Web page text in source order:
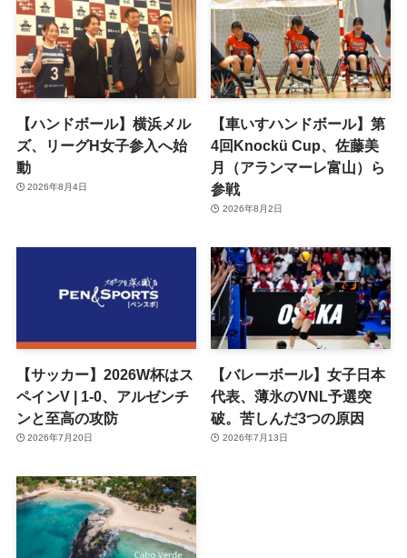
【ハンドボール】横浜メル
ズ、リーグH女子参入へ始
動
2026年8月4日
【車いすハンドボール】第
4回Knockü Cup、佐藤美
月（アランマーレ富山）ら
参戦
2026年8月2日
【サッカー】2026W杯はス
ペインV | 1-0、アルゼンチ
ンと至高の攻防
2026年7月20日
【バレーボール】女子日本
代表、薄氷のVNL予選突
破。苦しんだ3つの原因
2026年7月13日